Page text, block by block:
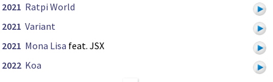
2021 Ratpi World
2021 Variant
2021 Mona Lisa feat. JSX
2022 Koa